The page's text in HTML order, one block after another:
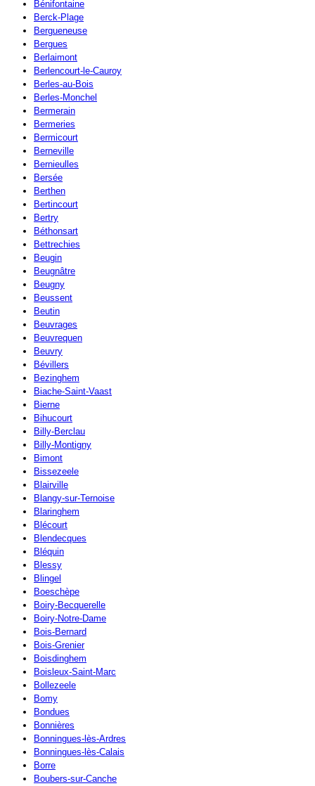
Bénifontaine
Berck-Plage
Bergueneuse
Bergues
Berlaimont
Berlencourt-le-Cauroy
Berles-au-Bois
Berles-Monchel
Bermerain
Bermeries
Bermicourt
Berneville
Bernieulles
Bersée
Berthen
Bertincourt
Bertry
Béthonsart
Bettrechies
Beugin
Beugnâtre
Beugny
Beussent
Beutin
Beuvrages
Beuvrequen
Beuvry
Bévillers
Bezinghem
Biache-Saint-Vaast
Bierne
Bihucourt
Billy-Berclau
Billy-Montigny
Bimont
Bissezeele
Blairville
Blangy-sur-Ternoise
Blaringhem
Blécourt
Blendecques
Bléquin
Blessy
Blingel
Boeschèpe
Boiry-Becquerelle
Boiry-Notre-Dame
Bois-Bernard
Bois-Grenier
Boisdinghem
Boisleux-Saint-Marc
Bollezeele
Bomy
Bondues
Bonnières
Bonningues-lès-Ardres
Bonningues-lès-Calais
Borre
Boubers-sur-Canche